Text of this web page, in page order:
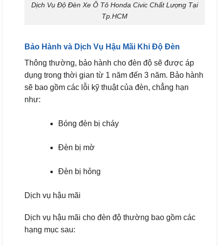
Dịch Vụ Độ Đèn Xe Ô Tô Honda Civic Chất Lượng Tại
Tp.HCM
Bảo Hành và Dịch Vụ Hậu Mãi Khi Độ Đèn
Thông thường, bảo hành cho đèn độ sẽ được áp
dụng trong thời gian từ 1 năm đến 3 năm. Bảo hành
sẽ bao gồm các lỗi kỹ thuật của đèn, chẳng hạn
như:
Bóng đèn bị cháy
Đèn bị mờ
Đèn bị hỏng
Dịch vụ hậu mãi
Dịch vụ hậu mãi cho đèn độ thường bao gồm các
hạng mục sau: